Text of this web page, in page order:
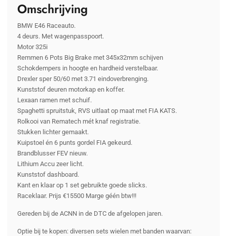
Omschrijving
BMW E46 Raceauto.
4 deurs. Met wagenpasspoort.
Motor 325i
Remmen 6 Pots Big Brake met 345x32mm schijven
Schokdempers in hoogte en hardheid verstelbaar.
Drexler sper 50/60 met 3.71 eindoverbrenging.
Kunststof deuren motorkap en koffer.
Lexaan ramen met schuif.
Spaghetti spruitstuk, RVS uitlaat op maat met FIA KATS.
Rolkooi van Rematech mét knaf registratie.
Stukken lichter gemaakt.
Kuipstoel én 6 punts gordel FIA gekeurd.
Brandblusser FEV nieuw.
Lithium Accu zeer licht.
Kunststof dashboard.
Kant en klaar op 1 set gebruikte goede slicks.
Raceklaar. Prijs €15500 Marge géén btw!!!
Gereden bij de ACNN in de DTC de afgelopen jaren.
Optie bij te kopen: diversen sets wielen met banden waarvan: